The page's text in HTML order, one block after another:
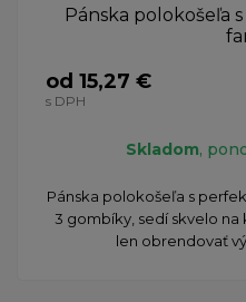
Pánska polokošeľa
od 15,27 €
s DPH
Skladom,
Pánska polokošeľa s
3 gombíky, sedí skvelo na
len obrendovať